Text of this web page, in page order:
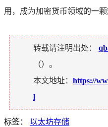
用，成为加密货币领域的一颗
转载请注明出处：
（）。
本文地址： https://
l
标签： 以太坊存储